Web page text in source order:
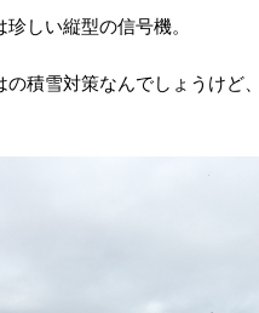
しい縦型の信号機。
積雪対策なんでしょうけど